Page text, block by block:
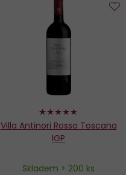
96%
Villa Antinori Rosso Toscana
IGP
Skladem > 200 ks